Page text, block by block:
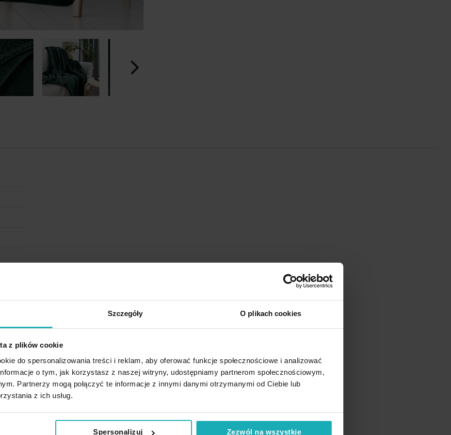
Szczegóły O plikach cookies
z plików cookie
do spersonalizowania treści i reklam, aby oferować funkcje społecznościowe i analizować
o tym, jak korzystasz z naszej witryny, udostępniamy partnerom społecznościowym,
Partnerzy mogą połączyć te informacje z innymi danymi otrzymanymi od Ciebie lub
z ich usług.
Spersonalizuj Zezwól na wszystkie